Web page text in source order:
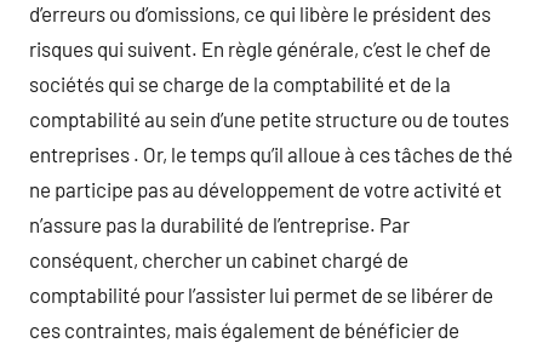
d’erreurs ou d’omissions, ce qui libère le président des
risques qui suivent. En règle générale, c’est le chef de
sociétés qui se charge de la comptabilité et de la
comptabilité au sein d’une petite structure ou de toutes
entreprises . Or, le temps qu’il alloue à ces tâches de thé
ne participe pas au développement de votre activité et
n’assure pas la durabilité de l’entreprise. Par
conséquent, chercher un cabinet chargé de
comptabilité pour l’assister lui permet de se libérer de
ces contraintes, mais également de bénéficier de